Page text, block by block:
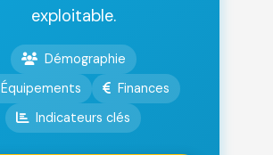
exploitable.
Démographie
Équipements
Finances
Indicateurs clés